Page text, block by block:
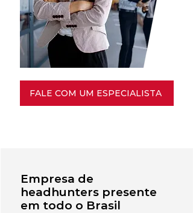
FALE COM UM ESPECIALISTA
Empresa de
headhunters presente
em todo o Brasil